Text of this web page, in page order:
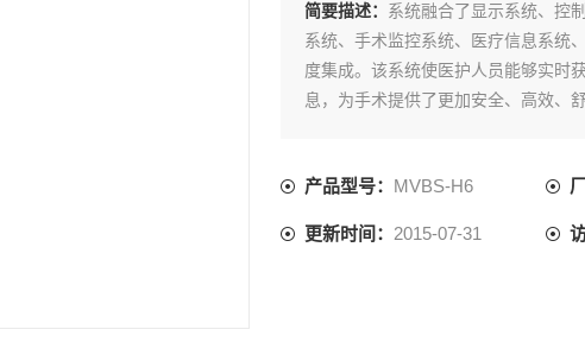
简要描述： 系统融合了显示系统、控
系统、手术监控系统、医疗信息系统
度集成。该系统使医护人员能够实时
息，为手术提供了更加安全、高效、
音终端即可实现双向示教，具备*的
产品型号： MVBS-H6
更新时间： 2015-07-31